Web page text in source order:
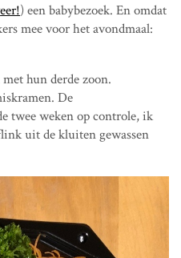
eer!) een babybezoek. En omdat
mee voor het avondmaal:
hun derde zoon.
De
twee weken op controle, ik
uit de kluiten gewassen